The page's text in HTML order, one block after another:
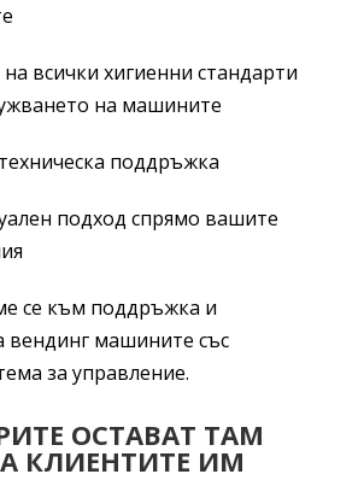
всички хигиенни стандарти
на машините
поддръжка
подход спрямо вашите
се към поддръжка и
вендинг машините със
за управление.
ОСТАВАТ ТАМ
КЛИЕНТИТЕ ИМ